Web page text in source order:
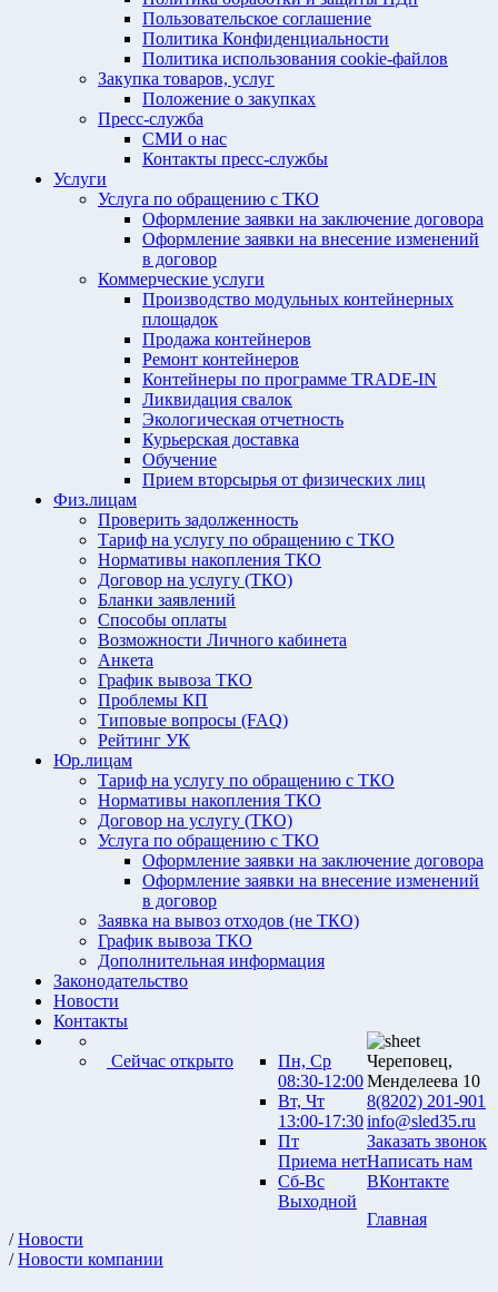
Пользовательское соглашение
Политика Конфиденциальности
Политика использования cookie-файлов
Закупка товаров, услуг
Положение о закупках
Пресс-служба
СМИ о нас
Контакты пресс-службы
Услуги
Услуга по обращению с ТКО
Оформление заявки на заключение договора
Оформление заявки на внесение изменений
в договор
Коммерческие услуги
Производство модульных контейнерных
площадок
Продажа контейнеров
Ремонт контейнеров
Контейнеры по программе TRADE-IN
Ликвидация свалок
Экологическая отчетность
Курьерская доставка
Обучение
Прием вторсырья от физических лиц
Физ.лицам
Проверить задолженность
Тариф на услугу по обращению с ТКО
Нормативы накопления ТКО
Договор на услугу (ТКО)
Бланки заявлений
Способы оплаты
Возможности Личного кабинета
Анкета
График вывоза ТКО
Проблемы КП
Типовые вопросы (FAQ)
Рейтинг УК
Юр.лицам
Тариф на услугу по обращению с ТКО
Нормативы накопления ТКО
Договор на услугу (ТКО)
Услуга по обращению с ТКО
Оформление заявки на заключение договора
Оформление заявки на внесение изменений
в договор
Заявка на вывоз отходов (не ТКО)
График вывоза ТКО
Дополнительная информация
Законодательство
Новости
Контакты
Сейчас открыто
Пн, Ср
08:30-12:00
Вт, Чт
13:00-17:30
Пт
Приема нет
Сб-Вс
Выходной
Череповец,
Менделеева 10
8(8202) 201-901
info@sled35.ru
Заказать звонок
Написать нам
ВКонтакте
Главная
/Новости
/Новости компании